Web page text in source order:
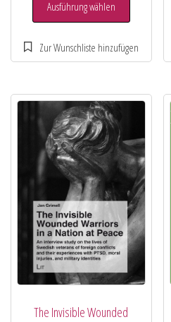
Ausführung wählen
The Invisible Wounded